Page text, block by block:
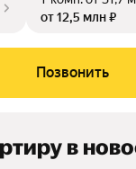
от 12,5 млн ₽
Позвонить
в